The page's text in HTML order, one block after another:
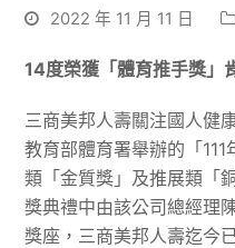
2022 年 11 月 11 日
14度榮獲「體育推手獎」
三商美邦人壽關注國人健
教育部體育署舉辦的「
類「金質獎」及推展類「
獎典禮中由該公司總經理
獎座，三商美邦人壽迄今